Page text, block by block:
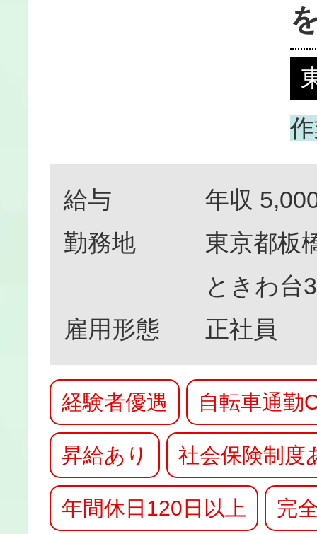
給与
年収
勤務地
東京都板
ときわ台
雇用形態
正社員
経験者優遇 自転車通勤
昇給あり 社会保険制度
年間休日120日以上 完